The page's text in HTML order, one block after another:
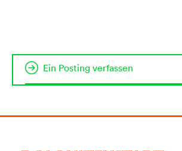
Ein Posting verfassen